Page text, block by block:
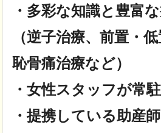
・多彩な知識と豊富な
（逆子治療、前置・低
恥骨痛治療など）
・女性スタッフが常駐
・提携している助産